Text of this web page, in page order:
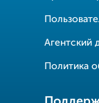
Агентский
Политика